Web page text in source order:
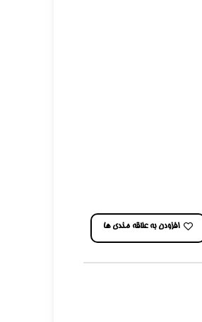
افزودن به علاقه مندی ها